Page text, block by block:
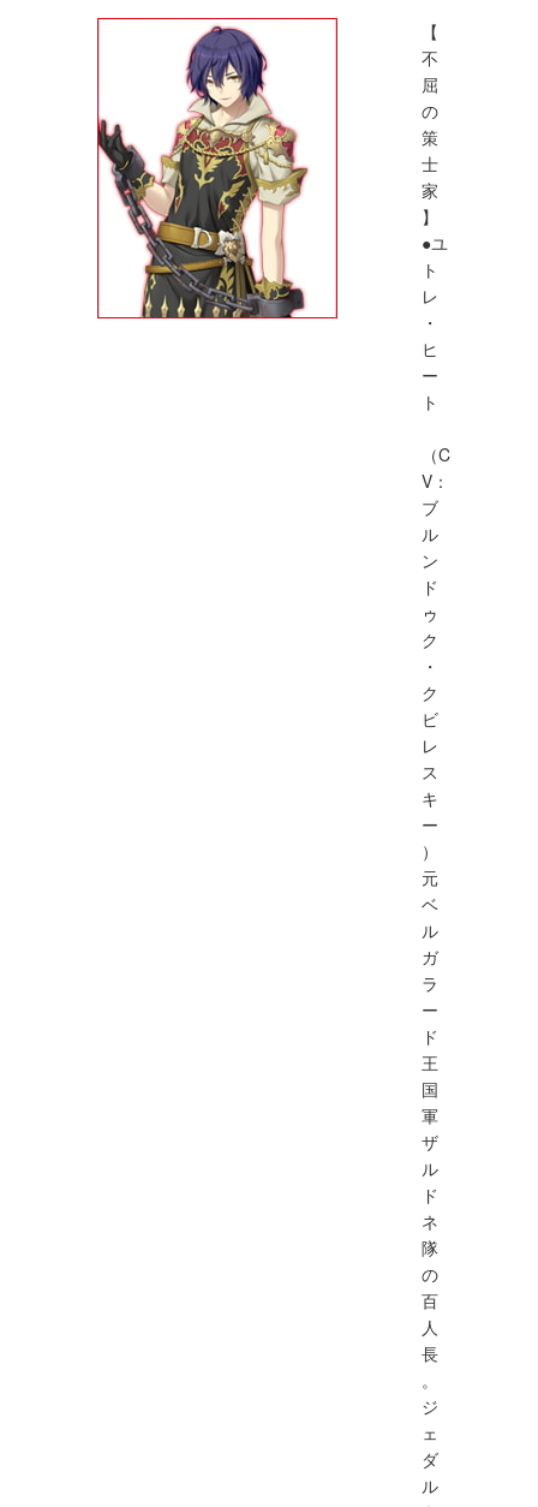
【
不
屈
の
策
士
家
】
●ユ
ト
レ
・
ヒ
ー
ト
（C
V：
ブ
ル
ン
ド
ゥ
ク
・
ク
ビ
レ
ス
キ
ー
）
元
ベ
ル
ガ
ラ
ー
ド
王
国
軍
ザ
ル
ド
ネ
隊
の
百
人
長
。
ジ
ェ
ダ
ル